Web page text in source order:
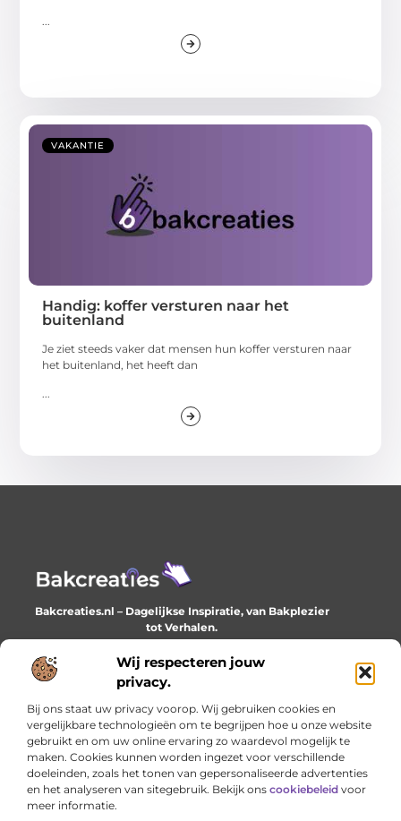
Wij respecteren jouw
privacy.
Bij ons staat uw privacy voorop. Wij gebruiken cookies en
vergelijkbare technologieën om te begrijpen hoe u onze website
gebruikt en om uw online ervaring zo waardevol mogelijk te
maken. Cookies kunnen worden ingezet voor verschillende
doeleinden, zoals het tonen van gepersonaliseerde advertenties
en het analyseren van sitegebruik. Bekijk ons cookiebeleid voor
meer informatie.
VAKANTIE
Handig: koffer versturen naar het
buitenland
Je ziet steeds vaker dat mensen hun koffer versturen naar
het buitenland, het heeft dan
Bakcreaties.nl – Dagelijkse Inspiratie, van Bakplezier
tot Verhalen.
Ontdek unieke en creatieve verhalen die je elke dag
verrijken en inspireren.
Onze informatie